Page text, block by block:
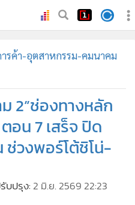
รค้า-อุตสาหกรรม-คมนาคม
2”ช่องทางหลัก
อน 7 เสร็จ ปิด
ช่วงพอร์โต้ชิโน่-
บปรุง: 2 มิ.ย. 2569 22:23